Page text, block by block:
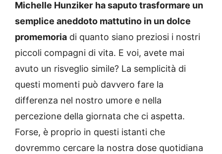
Michelle Hunziker ha saputo trasformare un
semplice aneddoto mattutino in un dolce
promemoria di quanto siano preziosi i nostri
piccoli compagni di vita. E voi, avete mai
avuto un risveglio simile? La semplicità di
questi momenti può davvero fare la
differenza nel nostro umore e nella
percezione della giornata che ci aspetta.
Forse, è proprio in questi istanti che
dovremmo cercare la nostra dose quotidiana